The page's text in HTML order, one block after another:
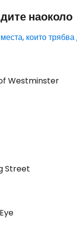
наоколо
места, които
Westminster
Street